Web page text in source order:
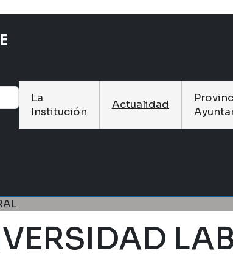
La
Institución
Actualidad